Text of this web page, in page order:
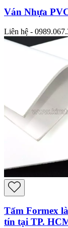
Ván Nhựa
Liên hệ -
Tấm Formex
tín tại TP.